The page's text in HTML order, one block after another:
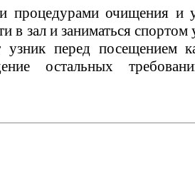
процедурами очищения и
в зал и заниматься
узник перед посещением
остальных